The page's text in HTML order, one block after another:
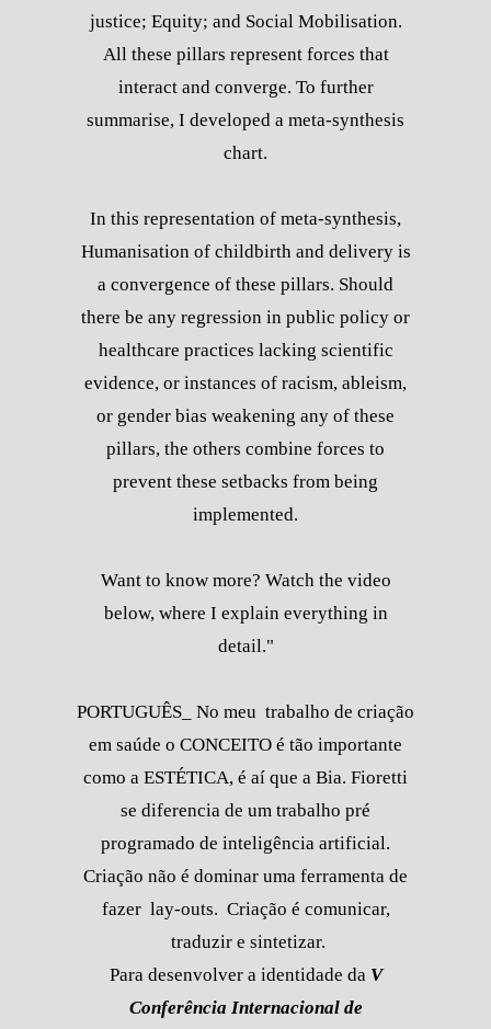
justice; Equity; and Social Mobilisation.
All these pillars represent forces that
interact and converge. To further
summarise, I developed a meta-synthesis
chart.
In this representation of meta-synthesis,
Humanisation of childbirth and delivery is
a convergence of these pillars. Should
there be any regression in public policy or
healthcare practices lacking scientific
evidence, or instances of racism, ableism,
or gender bias weakening any of these
pillars, the others combine forces to
prevent these setbacks from being
implemented.
Want to know more? Watch the video
below, where I explain everything in
detail."
PORTUGUÊS_ No meu trabalho de criação
em saúde o CONCEITO é tão importante
como a ESTÉTICA, é aí que a Bia. Fioretti
se diferencia de um trabalho pré
programado de inteligência artificial.
Criação não é dominar uma ferramenta de
fazer lay-outs. Criação é comunicar,
traduzir e sintetizar.
Para desenvolver a identidade da V
Conferência Internacional de